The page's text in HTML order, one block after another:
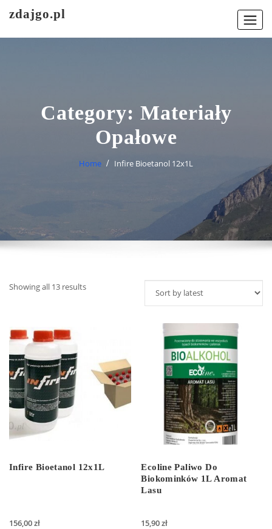
zdajgo.pl
Category: Materiały
Opałowe
Home Infire Bioetanol 12x1L
Showing all 13 results
Infire Bioetanol 12x1L
156,00zł
Ecoline Paliwo Do
Biokominków 1L Aromat
Lasu
15,90zł